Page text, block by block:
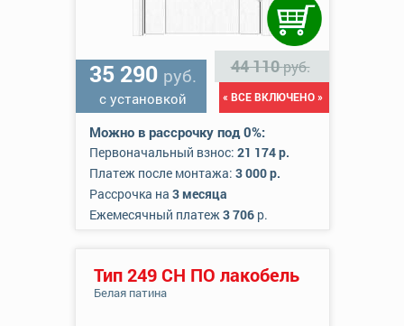
35 290 руб.
с установкой
44 110руб.
« ВСЕ ВКЛЮЧЕНО »
Можно в рассрочку под 0%:
Первоначальный взнос: 21 174 р.
Платеж после монтажа: 3 000 р.
Рассрочка на 3 месяца
Ежемесячный платеж3 706р.
Тип 249 СН ПО лакобель
Белая патина